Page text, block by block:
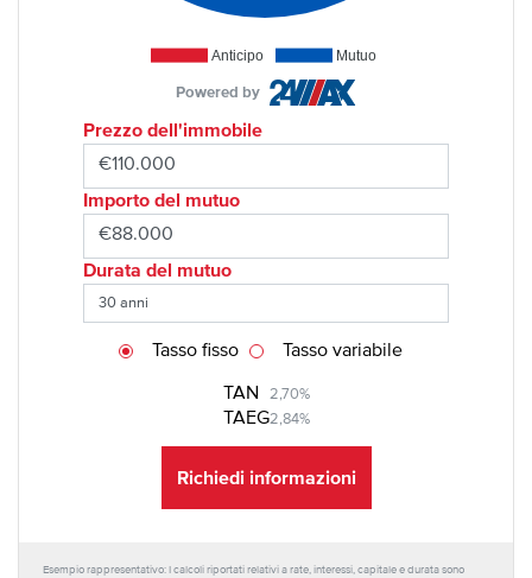
Anticipo Mutuo
Powered by
Prezzo dell'immobile
Importo del mutuo
Durata del mutuo
TAN 2,70%
TAEG2,84%
Tasso fisso Tasso variabile
Richiedi informazioni
Esempio rappresentativo: I calcoli riportati relativi a rate, interessi, capitale e durata sono